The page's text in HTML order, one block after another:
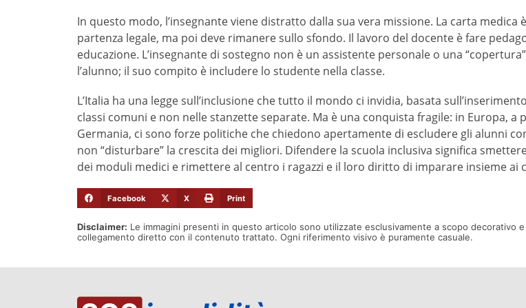
In questo modo, l’insegnante viene distratto dalla sua vera missione. La carta medica
partenza legale, ma poi deve rimanere sullo sfondo. Il lavoro del docente è fare
educazione. L’insegnante di sostegno non è un assistente personale o una
l’alunno; il suo compito è includere lo studente nella classe.
L’Italia ha una legge sull’inclusione che tutto il mondo ci invidia, basata
classi comuni e non nelle stanzette separate. Ma è una conquista fragile: in Europa, a
Germania, ci sono forze politiche che chiedono apertamente di escludere gli alunni
non “disturbare” la crescita dei migliori. Difendere la scuola inclusiva significa
dei moduli medici e rimettere al centro i ragazzi e il loro diritto di imparare insieme ai
Facebook X Print
Disclaimer: Le immagini presenti in questo articolo sono utilizzate esclusivamente a scopo decorativo
collegamento diretto con il contenuto trattato. Ogni riferimento visivo è puramente casuale.